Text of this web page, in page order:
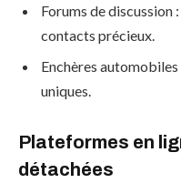
Forums de discussion
contacts précieux.
Enchères
uniques.
Plateformes en
détachées